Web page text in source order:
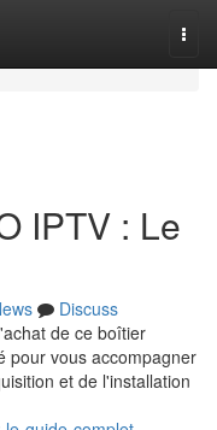
IPTV : Le
Discuss
de ce boîtier
pour vous accompagner
et de l'installation